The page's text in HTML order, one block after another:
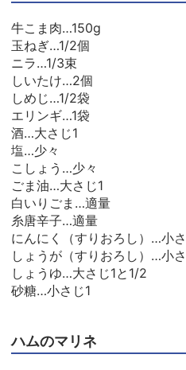
牛こま肉…150g
玉ねぎ…1/2個
ニラ…1/3束
しいたけ…2個
しめじ…1/2袋
エリンギ…1袋
酒…大さじ1
塩…少々
こしょう…少々
ごま油…大さじ1
白いりごま…適量
糸唐辛子…適量
にんにく（すりおろし）…小
しょうが（すりおろし）…小
しょうゆ…大さじ1と1/2
砂糖…小さじ1
ハムのマリネ